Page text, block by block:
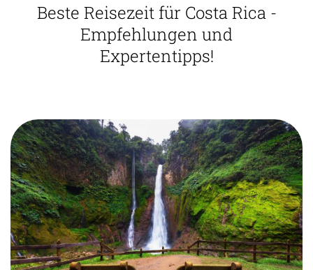
Beste Reisezeit für Costa Rica -
Empfehlungen und
Expertentipps!